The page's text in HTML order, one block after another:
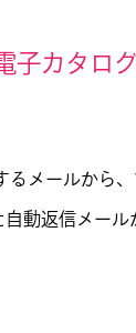
子カタロ
メールから
動返信メー